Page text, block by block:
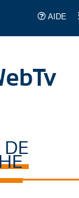
AIDE
DE